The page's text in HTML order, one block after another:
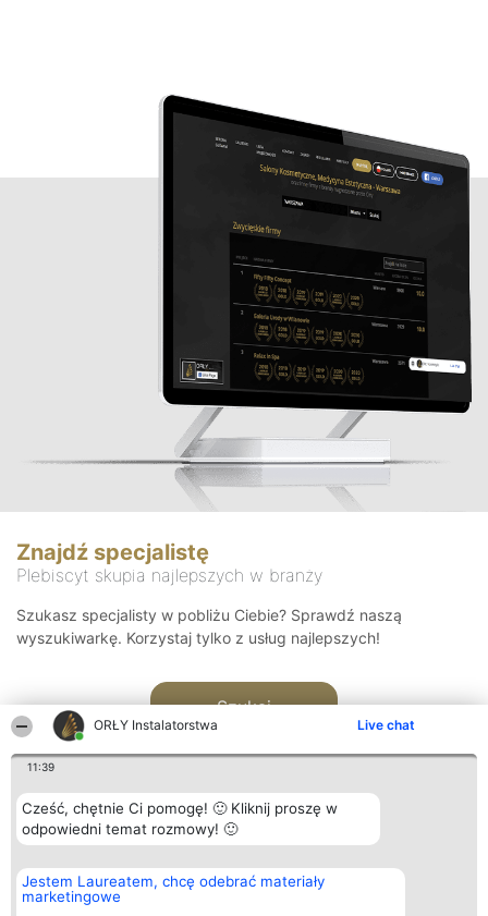
ORŁY Instalatorstwa Live chat
11:39
Cześć, chętnie Ci pomogę! 🙂 Kliknij proszę w
odpowiedni temat rozmowy! 🙂
Jestem Laureatem, chcę odebrać materiały
marketingowe
Znajdź specjalistę
Plebiscyt skupia najlepszych w branży
Szukasz specjalisty w pobliżu Ciebie? Sprawdź naszą
wyszukiwarkę. Korzystaj tylko z usług najlepszych!
Szukaj
Organizator plebiscytu
Bright Side Solutions sp. z o.
o. sp. k.
Plebiscyt
Laureaci
Kontakt
Kontakt